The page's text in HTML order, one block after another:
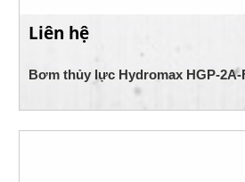
Liên hệ
Bơm thủy lực Hydromax HGP-2A-